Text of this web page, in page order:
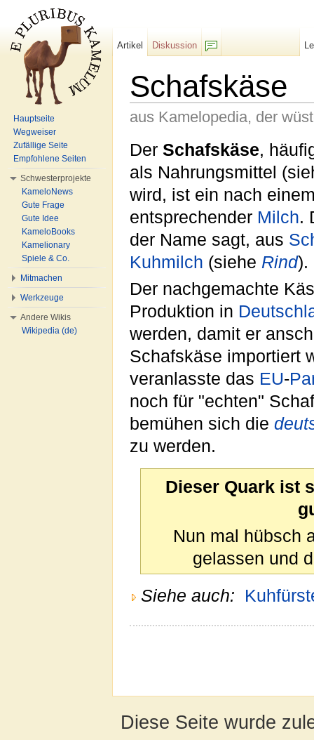
Schafskäse
aus Kamelopedia, der
Der Schafskäse,
als Nahrungsmittel
wird, ist ein nach
entsprechender Milch.
der Name sagt, aus
Kuhmilch (siehe Rind).
Der nachgemachte
Produktion in
werden, damit er
Schafskäse importiert
veranlasste das EU-
noch für "echten"
bemühen sich die
zu werden.
Dieser Quark ist
Nun mal hübsch
gelassen und
Siehe auch:
Artikel
Diskussion
Hauptseite
Wegweiser
Zufällige Seite
Empfohlene Seiten
Schwesterprojekte
KameloNews
Gute Frage
Gute Idee
KameloBooks
Kamelionary
Spiele & Co.
Mitmachen
Werkzeuge
Andere Wikis
Wikipedia (de)
Diese Seite wurde